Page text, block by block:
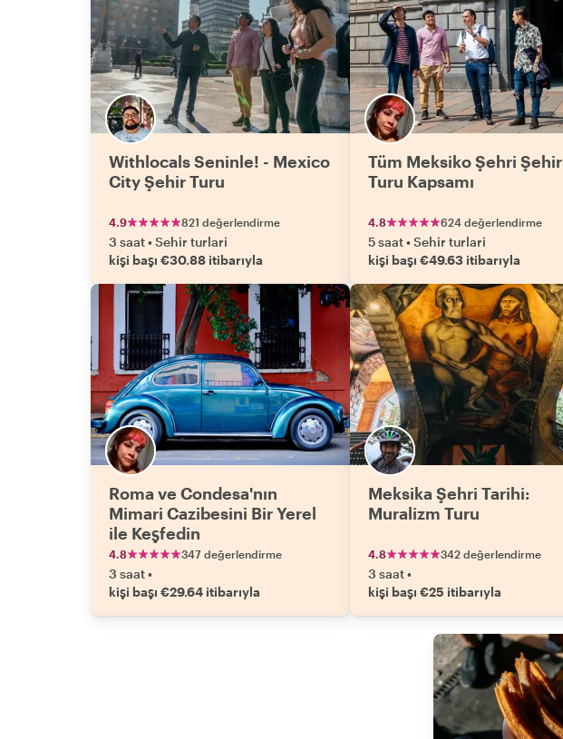
Withlocals Seninle! - Mexico
City Şehir Turu
4.9 821 değerlendirme
3 saat•Sehir turlari
kişi başı €30.88 itibarıyla
Tüm Meksiko Şehri Şehir
Turu Kapsamı
4.8 624 değerlendirme
5 saat•Sehir turlari
kişi başı €49.63 itibarıyla
Roma ve Condesa'nın
Mimari Cazibesini Bir Yerel
ile Keşfedin
4.8 347 değerlendirme
3 saat•
kişi başı €29.64 itibarıyla
Meksika Şehri Tarihi:
Muralizm Turu
4.8 342 değerlendirme
3 saat•
kişi başı €25 itibarıyla